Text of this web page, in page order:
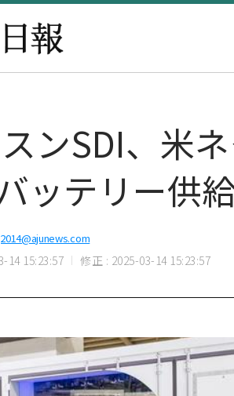
ンSDI、米
ッテリー供
14 15:23:57 修正 : 2025-03-14 15:23:57